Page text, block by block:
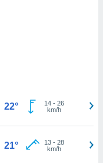
22° 14- 26
km/h
21° 13- 28
km/h